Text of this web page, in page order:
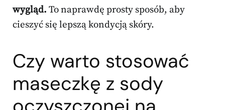
wygląd. To naprawdę prosty sposób, aby
cieszyć się lepszą kondycją skóry.
Czy warto stosować
maseczkę z sody